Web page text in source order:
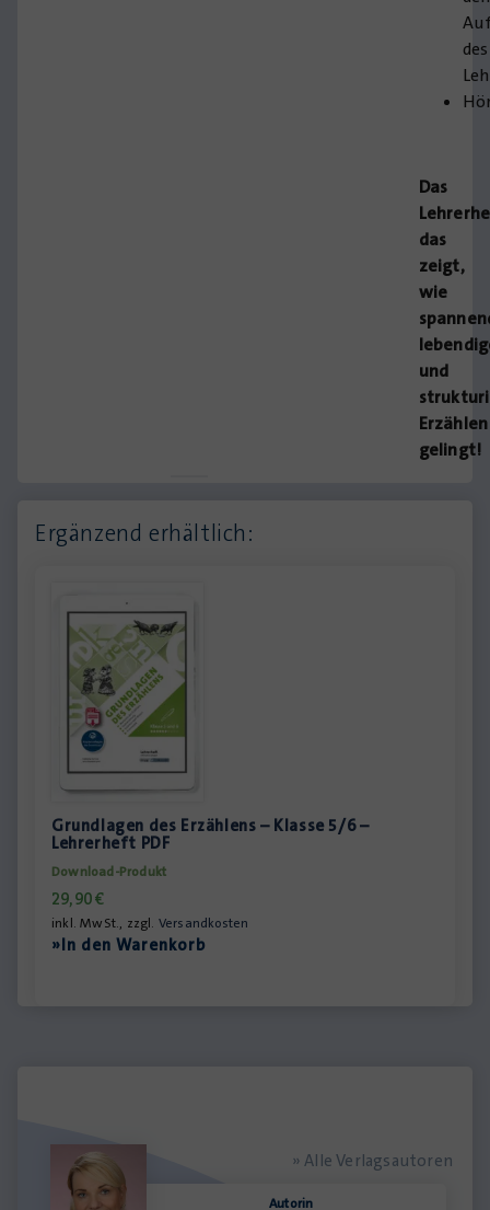
des
Das
das
zeigt,
wie
und
Erzählen
gelingt!
Ergänzend erhältlich:
Grundlagen des Erzählens – Klasse 5/6 –
Lehrerheft PDF
Download-Produkt
29,90€
inkl. MwSt., zzgl. Versandkosten
»In den Warenkorb
» Alle Verlagsautoren
Autorin